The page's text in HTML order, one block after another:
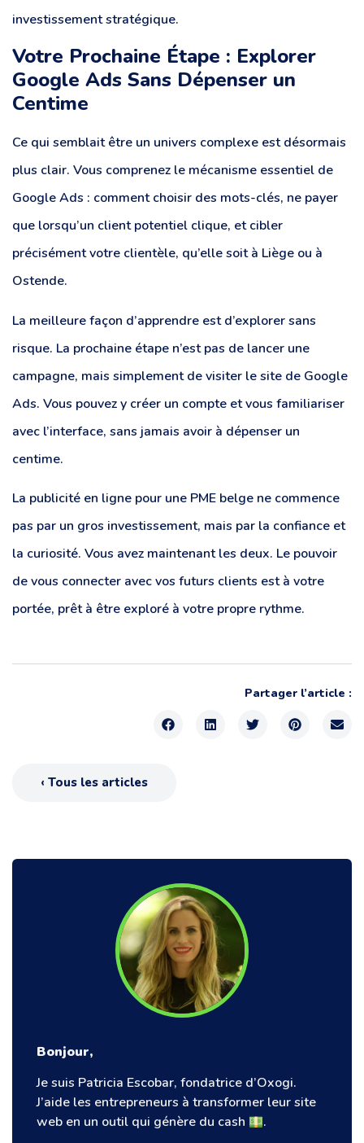
investissement stratégique.
Votre Prochaine Étape : Explorer
Google Ads Sans Dépenser un
Centime
Ce qui semblait être un univers complexe est désormais
plus clair. Vous comprenez le mécanisme essentiel de
Google Ads : comment choisir des mots-clés, ne payer
que lorsqu’un client potentiel clique, et cibler
précisément votre clientèle, qu’elle soit à Liège ou à
Ostende.
La meilleure façon d’apprendre est d’explorer sans
risque. La prochaine étape n’est pas de lancer une
campagne, mais simplement de visiter le site de Google
Ads. Vous pouvez y créer un compte et vous familiariser
avec l’interface, sans jamais avoir à dépenser un
centime.
La publicité en ligne pour une PME belge ne commence
pas par un gros investissement, mais par la confiance et
la curiosité. Vous avez maintenant les deux. Le pouvoir
de vous connecter avec vos futurs clients est à votre
portée, prêt à être exploré à votre propre rythme.
‹ Tous les articles
Partager l’article :
Bonjour,
Je suis Patricia Escobar, fondatrice d’Oxogi.
J’aide les entrepreneurs à transformer leur site
web en un outil qui génère du cash
.